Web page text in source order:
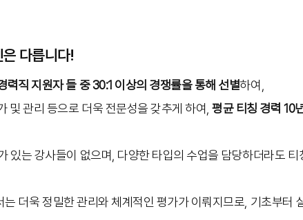
다릅니다!
력직 지원자 들 중30:1 이상의 경쟁률을 통해 선별하여,
및 관리 등으로 더욱 전문성을 갖추게 하여,평균 티칭 경력 10
있는 강사들이 없으며, 다양한 타입의 수업을 담당하더라도
더욱 정밀한 관리와 체계적인 평가가 이뤄지므로, 기초부터